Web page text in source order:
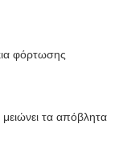
φόρτωσης
τα απόβλητα